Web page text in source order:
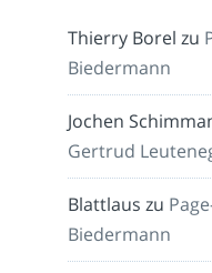
Thierry Borel zu
Biedermann
Jochen
Gertrud
Blattlaus zu
Biedermann